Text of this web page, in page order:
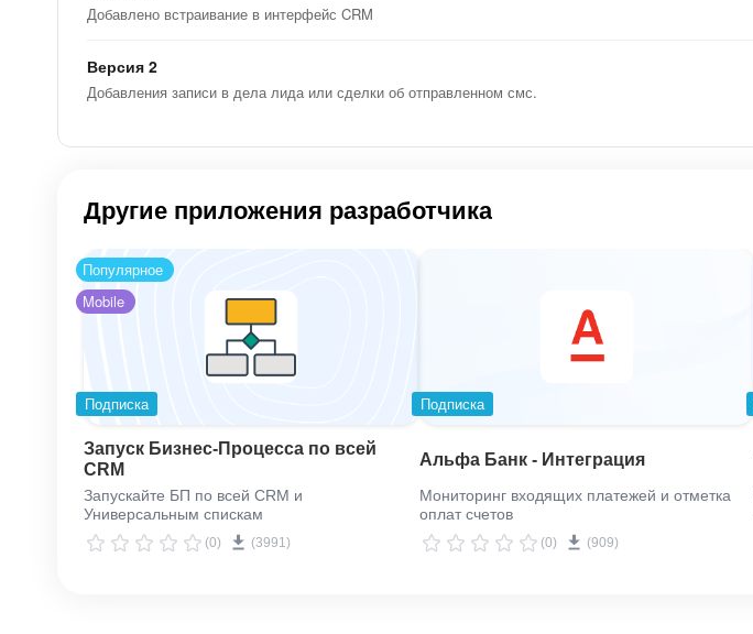
Добавлено встраивание в интерфейс CRM
Версия 2
Добавления записи в дела лида или сделки об отправленном смс.
Другие приложения разработчика
Популярное
Mobile
Подписка
Запуск Бизнес-Процесса по всей
CRM
Запускайте БП по всей CRM и
Универсальным спискам
(0) (3991)
Подписка
Альфа Банк - Интеграция
Мониторинг входящих платежей и отметка
оплат счетов
(0) (909)